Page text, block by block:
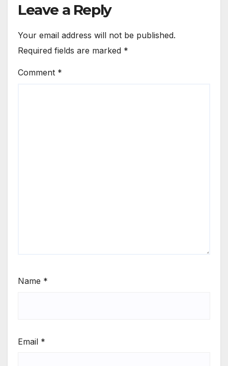
Leave a Reply
Your email address will not be published.
Required fields are marked *
Comment *
Name *
Email *